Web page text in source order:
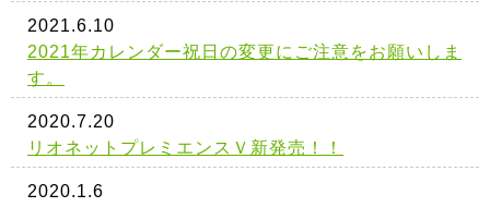
2021.6.10
2021年カレンダー祝日の変更にご注意をお願いしま
す。
2020.7.20
リオネットプレミエンスＶ新発売！！
2020.1.6